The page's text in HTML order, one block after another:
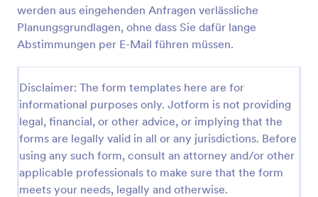
werden aus eingehenden Anfragen verlässliche
Planungsgrundlagen, ohne dass Sie dafür lange
Abstimmungen per E-Mail führen müssen.
Disclaimer: The form templates here are for
informational purposes only. Jotform is not providing
legal, financial, or other advice, or implying that the
forms are legally valid in all or any jurisdictions. Before
using any such form, consult an attorney and/or other
applicable professionals to make sure that the form
meets your needs, legally and otherwise.
Vorlage verwenden